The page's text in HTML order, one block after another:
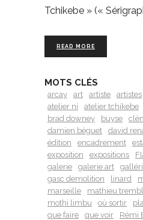
Tchikebe » («
READ MORE
MOTS CLÉS
arcay art artiste artistes
atelier ni
atelier tchikebe
brad downey
buyse
damien béguet
david
édition
encadrement
exposition
expositions
galerie
galerie art
gasc demolition
linard
marseille
mathieu
mothi limbu
où sortir
que faire
que voir Rémi